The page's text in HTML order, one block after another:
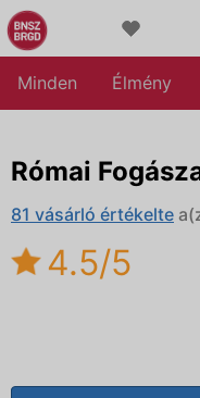
Minden Élmény
Római
81 vásárló értékelte
4.5/5